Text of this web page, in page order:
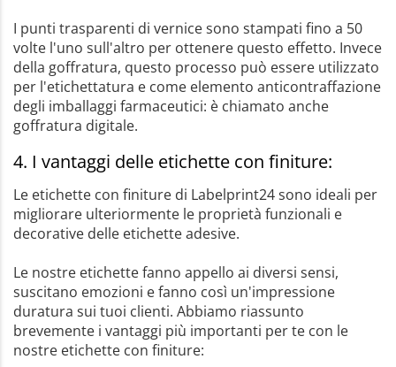
I punti trasparenti di vernice sono stampati fino a 50
volte l'uno sull'altro per ottenere questo effetto. Invece
della goffratura, questo processo può essere utilizzato
per l'etichettatura e come elemento anticontraffazione
degli imballaggi farmaceutici: è chiamato anche
goffratura digitale.
4. I vantaggi delle etichette con finiture:
Le etichette con finiture di Labelprint24 sono ideali per
migliorare ulteriormente le proprietà funzionali e
decorative delle etichette adesive.
Le nostre etichette fanno appello ai diversi sensi,
suscitano emozioni e fanno così un'impressione
duratura sui tuoi clienti. Abbiamo riassunto
brevemente i vantaggi più importanti per te con le
nostre etichette con finiture: